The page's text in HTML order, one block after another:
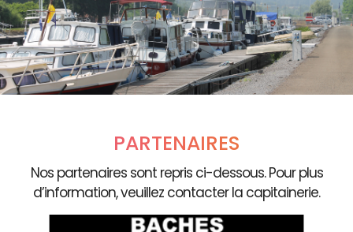
PARTENAIRES
Nos partenaires sont repris ci-dessous. Pour plus
d’information, veuillez contacter la capitainerie.